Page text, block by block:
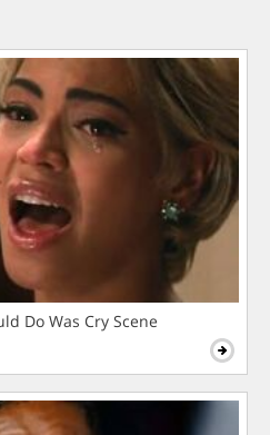
Do Was Cry Scene